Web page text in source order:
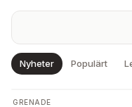
Nyheter Populärt
GRENADE